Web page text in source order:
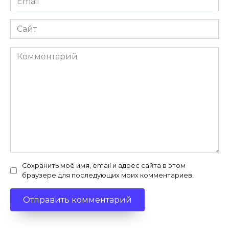
*
Сайт
Комментарий
Сохранить моё имя, email и адрес сайта в этом
браузере для последующих моих комментариев.